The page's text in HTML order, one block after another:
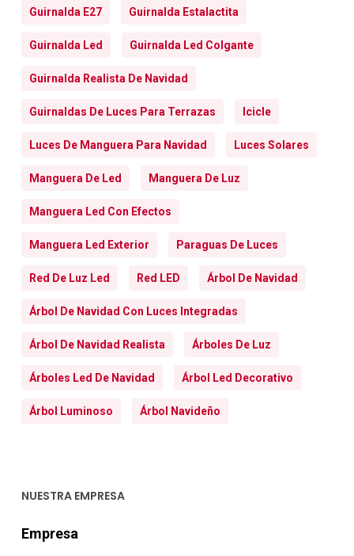
Guirnalda E27 Guirnalda Estalactita
Guirnalda Led Guirnalda Led Colgante
Guirnalda Realista De Navidad
Guirnaldas De Luces Para Terrazas Icicle
Luces De Manguera Para Navidad Luces Solares
Manguera De Led Manguera De Luz
Manguera Led Con Efectos
Manguera Led Exterior Paraguas De Luces
Red De Luz Led Red LED Árbol De Navidad
Árbol De Navidad Con Luces Integradas
Árbol De Navidad Realista Árboles De Luz
Árboles Led De Navidad Árbol Led Decorativo
Árbol Luminoso Árbol Navideño
NUESTRA EMPRESA
Empresa